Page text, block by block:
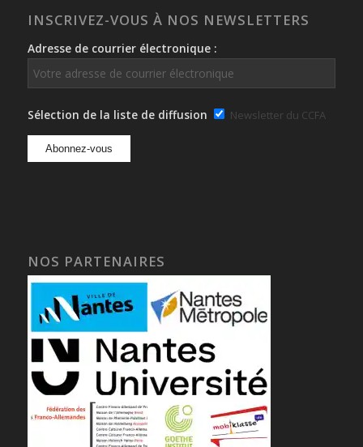
INSCRIVEZ-VOUS À NOS NEWSLETTERS
Adresse de courrier électronique :
Sélection de la liste de diffusion Newsletter du CCFA
NOS PARTENAIRES